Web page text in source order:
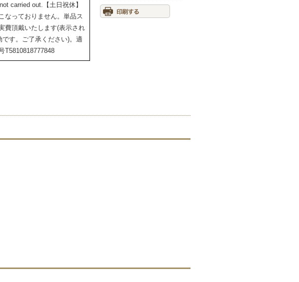
carried out.【土日祝休】
なっておりません。単品ス
費頂戴いたします(表示され
す。ご了承ください)。適
T5810818777848